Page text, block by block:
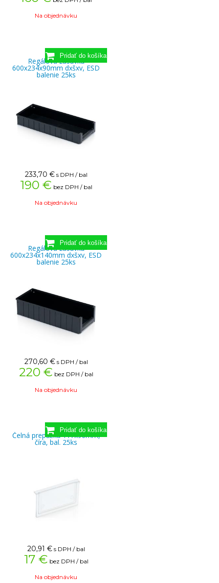
Na objednávku
Regálová zásuvka
600x234x90mm dxšxv, ESD
balenie 25ks
233,70 € s DPH / bal
190 € bez DPH / bal
Na objednávku
Regálová zásuvka
600x234x140mm dxšxv, ESD
balenie 25ks
270,60 € s DPH / bal
220 € bez DPH / bal
Na objednávku
Čelná prepážka 117x90mm,
číra, bal. 25ks
20,91 € s DPH / bal
17 € bez DPH / bal
Na objednávku